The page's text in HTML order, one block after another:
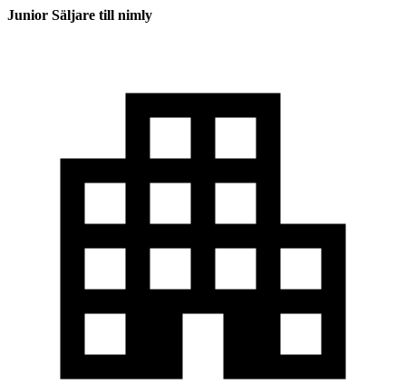
Junior Säljare till nimly